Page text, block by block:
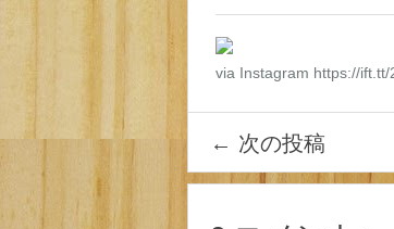
via Instagram https://ift.tt/
← 次の投稿